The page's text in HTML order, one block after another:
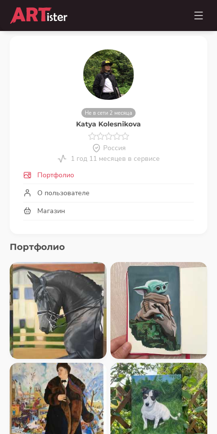
Не в сети 2 месяца
Katya Kolesnikova
Россия
1 год 11 месяцев в сервисе
Портфолио
О пользователе
Магазин
Портфолио